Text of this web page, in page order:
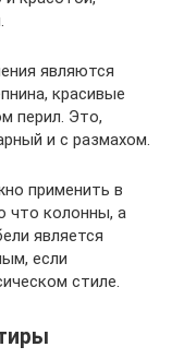
являются
красивые
перил. Это,
и с размахом.
применить в
что колонны, а
является
если
стиле.